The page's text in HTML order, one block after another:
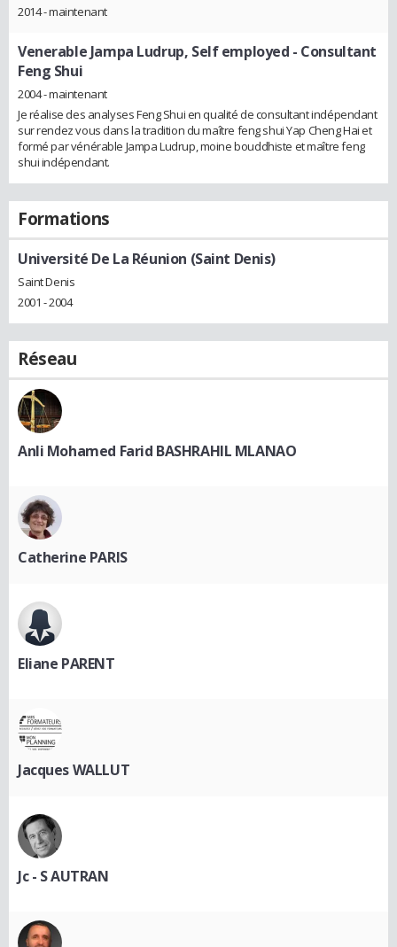
2014 - maintenant
Venerable Jampa Ludrup, Self employed - Consultant
Feng Shui
2004 - maintenant
Je réalise des analyses Feng Shui en qualité de consultant indépendant
sur rendez vous dans la tradition du maître feng shui Yap Cheng Hai et
formé par vénérable Jampa Ludrup, moine bouddhiste et maître feng
shui indépendant.
Formations
Université De La Réunion (Saint Denis)
Saint Denis
2001 - 2004
Réseau
Anli Mohamed Farid BASHRAHIL MLANAO
Catherine PARIS
Eliane PARENT
Jacques WALLUT
Jc - S AUTRAN